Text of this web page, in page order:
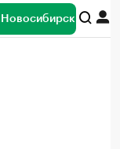
Новосибирск